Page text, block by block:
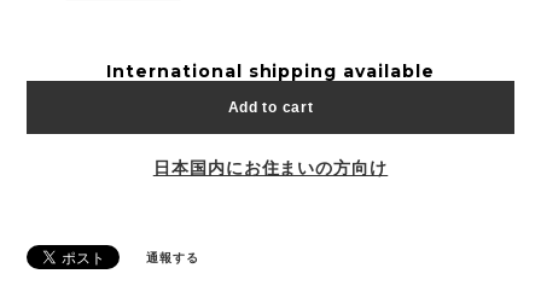
International shipping available
Add to cart
日本国内にお住まいの方向け
通報する